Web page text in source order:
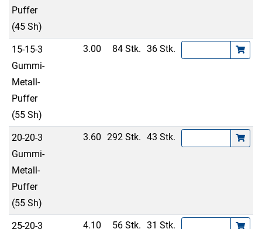
Puffer
(45 Sh)
15-15-3
Gummi-
Metall-
Puffer
(55 Sh)
3.00 84 Stk. 36 Stk.
20-20-3
Gummi-
Metall-
Puffer
(55 Sh)
3.60 292 Stk. 43 Stk.
25-20-3 4.10 56 Stk. 31 Stk.